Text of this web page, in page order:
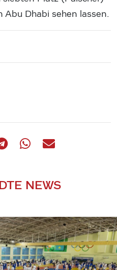
Abu Dhabi sehen lassen.
NEWS